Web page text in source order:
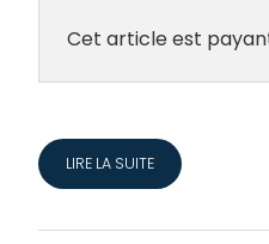
Cet article est
LIRE LA SUITE